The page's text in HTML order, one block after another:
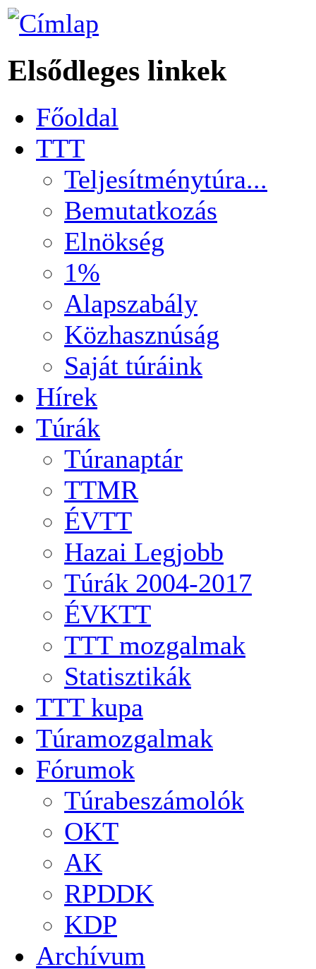
Elsődleges linkek
Főoldal
TTT
Teljesítménytúra...
Bemutatkozás
Elnökség
1%
Alapszabály
Közhasznúság
Saját túráink
Hírek
Túrák
Túranaptár
TTMR
ÉVTT
Hazai Legjobb
Túrák 2004-2017
ÉVKTT
TTT mozgalmak
Statisztikák
TTT kupa
Túramozgalmak
Fórumok
Túrabeszámolók
OKT
AK
RPDDK
KDP
Archívum